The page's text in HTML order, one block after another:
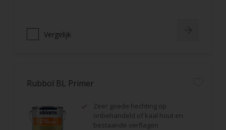
Vergelijk
Rubbol BL Primer
Zeer goede hechting op
onbehandeld of kaal hout en
bestaande verflagen